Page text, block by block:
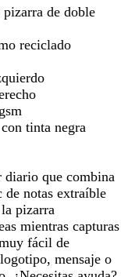
por
imagen
por
imagen
de doble
reciclado
tinta negra
diario que combina
de notas extraíble
pizarra
mientras capturas
fácil de
mensaje o